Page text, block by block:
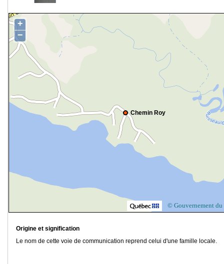
Chemin Roy
+
−
© Gouvernement du
Origine et signification
Le nom de cette voie de communication reprend celui d'une famille locale.